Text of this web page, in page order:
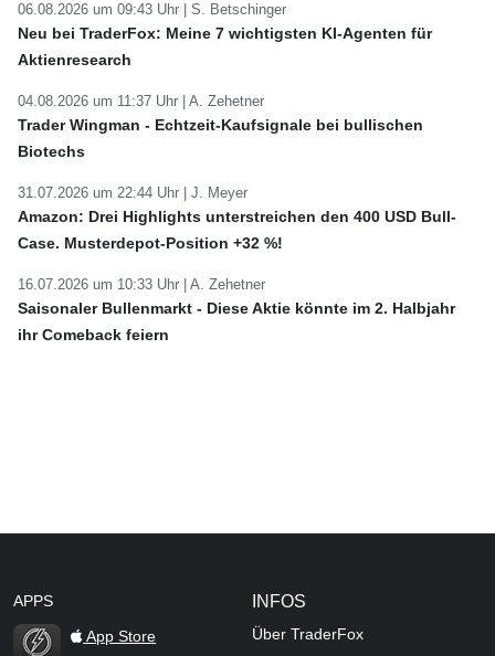
06.08.2026 um 09:43 Uhr | S. Betschinger
Neu bei TraderFox: Meine 7 wichtigsten KI-Agenten für
Aktienresearch
04.08.2026 um 11:37 Uhr | A. Zehetner
Trader Wingman - Echtzeit-Kaufsignale bei bullischen
Biotechs
31.07.2026 um 22:44 Uhr | J. Meyer
Amazon: Drei Highlights unterstreichen den 400 USD Bull-
Case. Musterdepot-Position +32 %!
16.07.2026 um 10:33 Uhr | A. Zehetner
Saisonaler Bullenmarkt - Diese Aktie könnte im 2. Halbjahr
ihr Comeback feiern
APPS
App Store
INFOS
Über TraderFox